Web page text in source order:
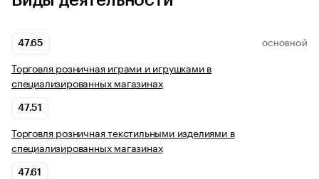
47.65 ОСНОВНОЙ
Торговля розничная играми и игрушками в
специализированных магазинах
47.51
Торговля розничная текстильными изделиями в
специализированных магазинах
47.61